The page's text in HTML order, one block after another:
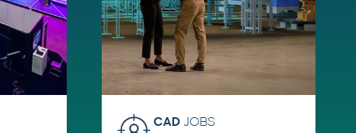
CADJOBS